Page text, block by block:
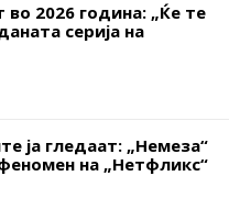
во 2026 година: „Ќе те
серија на
ја гледаат: „Немеза“
на „Нетфликс“